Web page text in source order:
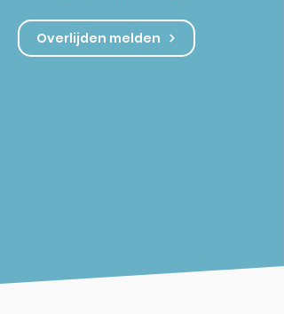
Overlijden melden